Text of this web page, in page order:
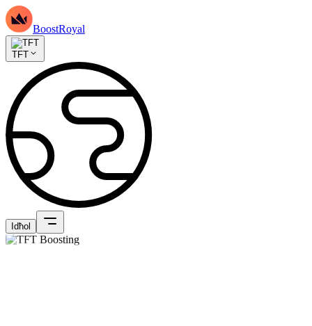
BoostRoyal
TFT
Idħol